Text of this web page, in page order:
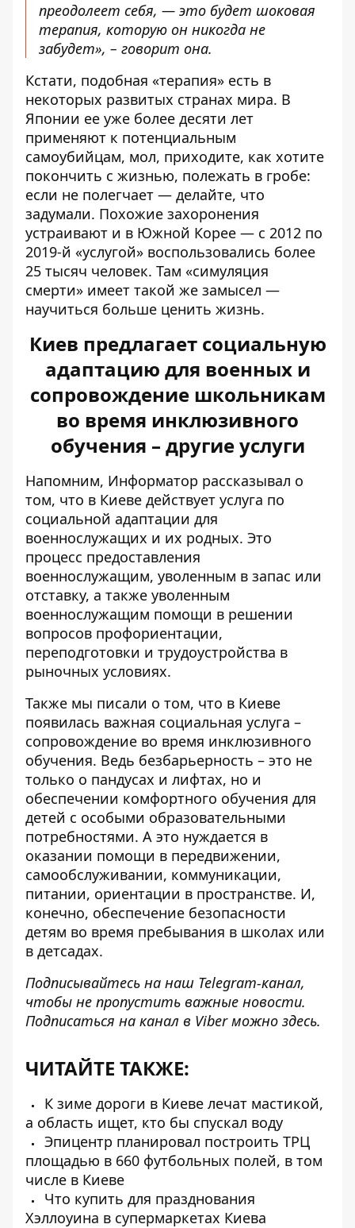
преодолеет себя, — это будет шоковая
терапия, которую он никогда не
забудет», – говорит она.
Кстати, подобная «терапия» есть в
некоторых развитых странах мира. В
Японии ее уже более десяти лет
применяют к потенциальным
самоубийцам, мол, приходите, как хотите
покончить с жизнью, полежать в гробе:
если не полегчает — делайте, что
задумали. Похожие захоронения
устраивают и в Южной Корее — с 2012 по
2019-й «услугой» воспользовались более
25 тысяч человек. Там «симуляция
смерти» имеет такой же замысел —
научиться больше ценить жизнь.
Киев предлагает социальную
адаптацию для военных и
сопровождение школьникам
во время инклюзивного
обучения – другие услуги
Напомним, Информатор рассказывал о
том, что в Киеве действует услуга по
социальной адаптации для
военнослужащих и их родных. Это
процесс предоставления
военнослужащим, уволенным в запас или
отставку, а также уволенным
военнослужащим помощи в решении
вопросов профориентации,
переподготовки и трудоустройства в
рыночных условиях.
Также мы писали о том, что в Киеве
появилась важная социальная услуга –
сопровождение во время инклюзивного
обучения. Ведь безбарьерность – это не
только о пандусах и лифтах, но и
обеспечении комфортного обучения для
детей с особыми образовательными
потребностями. А это нуждается в
оказании помощи в передвижении,
самообслуживании, коммуникации,
питании, ориентации в пространстве. И,
конечно, обеспечение безопасности
детям во время пребывания в школах или
в детсадах.
Подписывайтесь на наш Telegram-канал,
чтобы не пропустить важные новости.
Подписаться на канал в Viber можно здесь.
ЧИТАЙТЕ ТАКЖЕ:
К зиме дороги в Киеве лечат мастикой,
а область ищет, кто бы спускал воду
Эпицентр планировал построить ТРЦ
площадью в 660 футбольных полей, в том
числе в Киеве
Что купить для празднования
Хэллоуина в супермаркетах Киева